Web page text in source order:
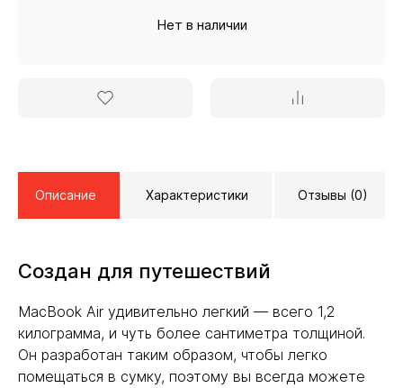
Нет в наличии
Описание Характеристики Отзывы (0)
Создан для путешествий
MacBook Air удивительно легкий — всего 1,2
килограмма, и чуть более сантиметра толщиной.
Он разработан таким образом, чтобы легко
помещаться в сумку, поэтому вы всегда можете